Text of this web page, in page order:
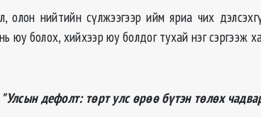
олон нийтийн сүлжээгээр ийм яриа чих
юу болох, хийхээр юу болдог тухай нэг сэргээж
"Улсын дефолт: төрт улс өрөө бүтэн төлөх